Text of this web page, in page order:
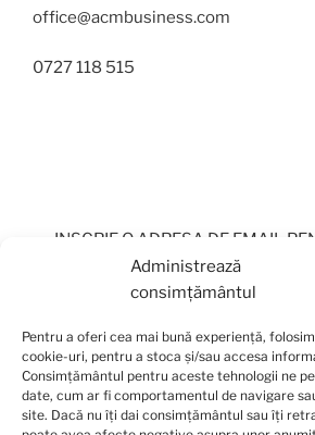
Administrează
consimțământul
Pentru a oferi cea mai bună experiență,
cookie-uri, pentru a stoca și/sau accesa
Consimțământul pentru aceste tehnologii ne
date, cum ar fi comportamentul de navigare
site. Dacă nu îți dai consimțământul sau îți
office@acmbusiness.com
0727 118 515
INSCRIE O ADRESA DE EMAIL
PERIODIC OFERTE